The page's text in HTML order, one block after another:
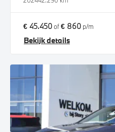
€ 45.450of€ 860 p/m
Bekijk details